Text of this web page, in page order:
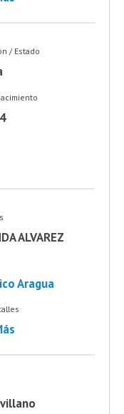
/ Estado
ALVAREZ
Aragua